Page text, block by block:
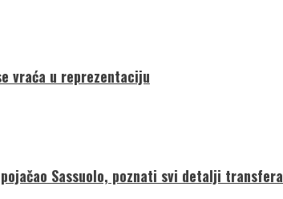
vraća u reprezentaciju
pojačao Sassuolo, poznati svi detalji transfera